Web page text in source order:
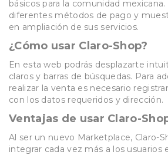
básicos para la comunidad
diferentes métodos de pago y
en ampliación de sus servicios.
¿Cómo usar Claro-Shop?
En esta web podrás desplazarte
claros y barras de búsquedas. Para
realizar la venta es necesario
con los datos requeridos y dirección.
Ventajas de usar Claro-
Al ser un nuevo Marketplace, Claro-
integrar cada vez más a los usuarios